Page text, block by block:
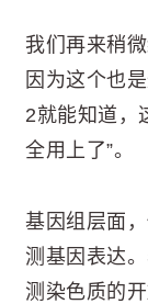
我们再来稍
因为这个也
2就能知道，
全用上了”。
基因组层面
测基因表达
测染色质的